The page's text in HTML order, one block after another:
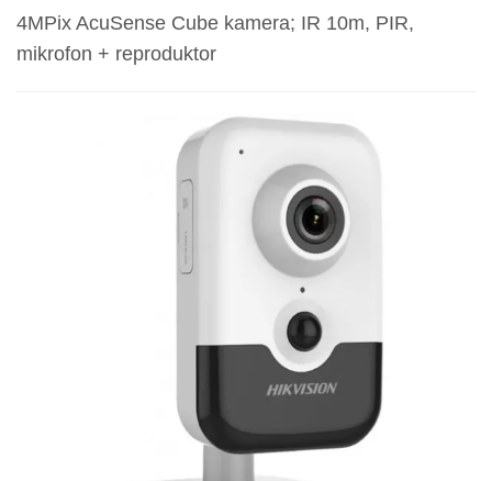
4MPix AcuSense Cube kamera; IR 10m, PIR,
mikrofon + reproduktor